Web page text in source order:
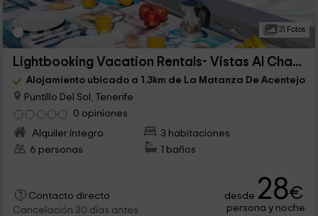
31 Fotos
Lightbooking Vacation Rentals- Vistas Al Charco
Alojamiento ubicado a 1.3km de La Matanza De Acentejo
Puntillo Del Sol, Tenerife
0 opiniones
Alquiler íntegro
3 habitaciones
6 personas
1 baños
Contacto directo
Cancelación 30 días antes
desde 28€
persona y noche